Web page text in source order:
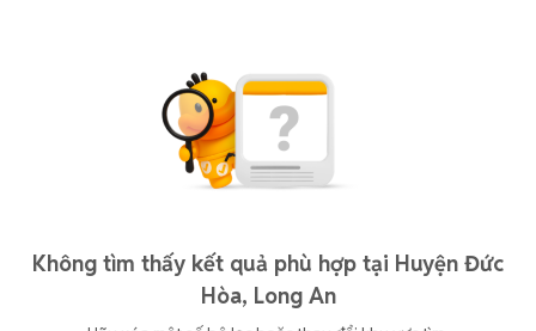
Không tìm thấy kết quả phù hợp tại Huyện Đức
Hòa, Long An